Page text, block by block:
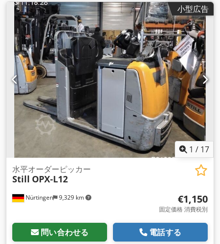
小型広告
1 / 17
Nürtingen 9,329 km
水平オーダーピッカー
Still OPX-L12
€1,150
固定価格 消費税別
問い合わせる 電話する